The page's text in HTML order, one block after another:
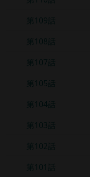
第109話
第108話
第107話
第105話
第104話
第103話
第102話
第101話